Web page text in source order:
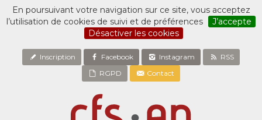
En poursuivant votre navigation sur ce site, vous acceptez
l’utilisation de cookies de suivi et de préférences
J’accepte
Désactiver les cookies
Inscription Facebook Instagram
RSS
RGPD
Contact